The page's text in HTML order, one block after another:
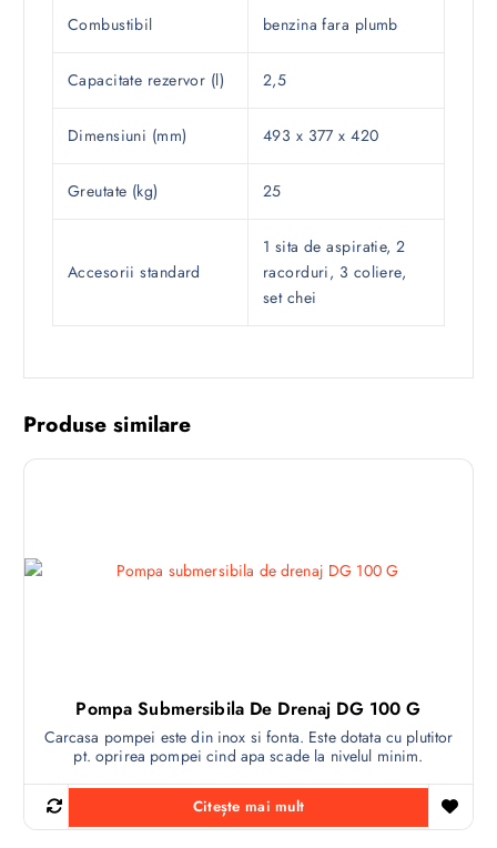
Combustibil benzina fara plumb
Capacitate rezervor (l) 2,5
Dimensiuni (mm) 493 x 377 x 420
Greutate (kg) 25
Accesorii standard
1 sita de aspiratie, 2
racorduri, 3 coliere,
set chei
Produse similare
Pompa Submersibila De Drenaj DG 100 G
Carcasa pompei este din inox si fonta. Este dotata cu plutitor
pt. oprirea pompei cind apa scade la nivelul minim.
Citește mai mult